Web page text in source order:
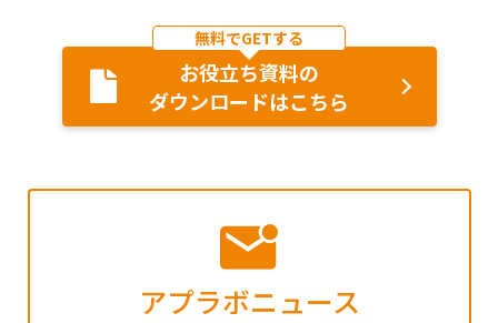
お役立ち資料の
ダウンロードはこちら
無料でGETする
アプラボニュース